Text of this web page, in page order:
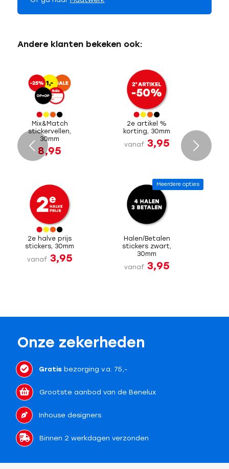
Andere klanten bekeken ook:
Mix&Match
stickervellen,
30mm
8,95
2e artikel %
korting, 30mm
vanaf 3,95
2e halve prijs
stickers, 30mm
vanaf 3,95
Meerdere opties
Halen/Betalen
stickers zwart,
30mm
vanaf 3,95
Volgende
Onze zekerheden
Gratisbezorging v.a. 75,-
Grootste aanbod van de Benelux
Inhouse designers
Binnen 2 werkdagen verzonden